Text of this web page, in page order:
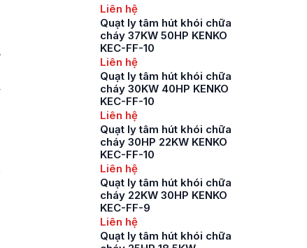
Liên hệ
Quạt ly tâm hút khói chữa
cháy 37KW 50HP KENKO
KEC-FF-10
Liên hệ
Quạt ly tâm hút khói chữa
cháy 30KW 40HP KENKO
KEC-FF-10
Liên hệ
Quạt ly tâm hút khói chữa
cháy 30HP 22KW KENKO
KEC-FF-10
Liên hệ
Quạt ly tâm hút khói chữa
cháy 22KW 30HP KENKO
KEC-FF-9
Liên hệ
Quạt ly tâm hút khói chữa